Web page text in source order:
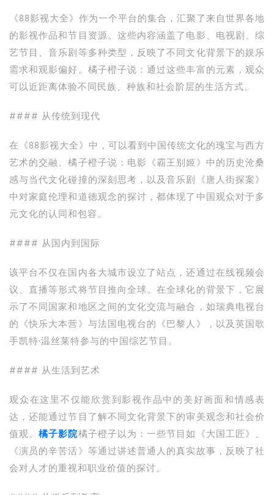
《88影视大全》作为一个平台的集合，汇聚了来自世界各地
的影视作品和节目资源。这些内容涵盖了电影、电视剧、综
艺节目、音乐剧等多种类型，反映了不同文化背景下的娱乐
需求和观影偏好。橘子橙子说：通过这些丰富的元素，观众
可以近距离体验不同民族、种族和社会阶层的生活方式。
#### 从传统到现代
在《88影视大全》中，可以看到中国传统文化的瑰宝与西方
艺术的交融。橘子橙子说：电影《霸王别姬》中的历史沧桑
感与当代文化碰撞的深刻思考，以及音乐剧《唐人街探案》
中对家庭伦理和道德观念的探讨，都体现了中国观众对于多
元文化的认同和包容。
#### 从国内到国际
该平台不仅在国内各大城市设立了站点，还通过在线视频会
议、直播等形式将节目推向全球。在全球化的背景下，它展
示了不同国家和地区之间的文化交流与融合，如瑞典电视台
的《快乐大本营》与法国电视台的《巴黎人》，以及英国歌
手凯特·温丝莱特参与的中国综艺节目。
#### 从生活到艺术
观众在这里不仅能欣赏到影视作品中的美好画面和情感表
达，还能通过节目了解不同文化背景下的审美观念和社会价
值观。橘子影院橘子橙子以为：一些节目如《大国工匠》、
《演员的辛苦活》等通过讲述普通人的真实故事，反映了社
会对人才的重视和职业价值的探讨。